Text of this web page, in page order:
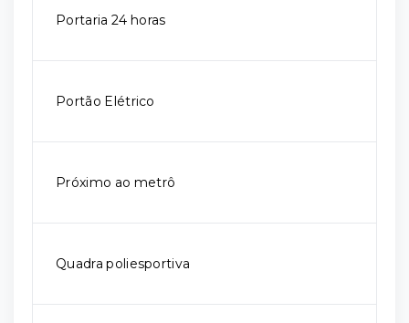
Portaria 24 horas
Portão Elétrico
Próximo ao metrô
Quadra poliesportiva